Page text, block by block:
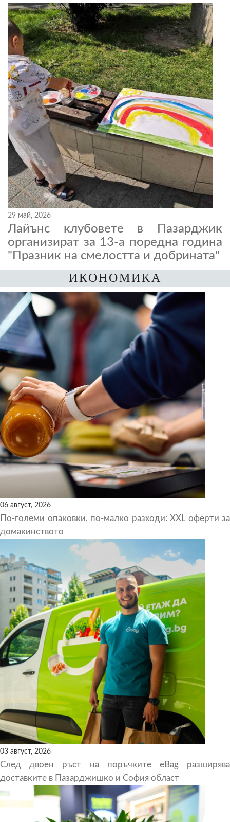
29 май, 2026
Лайънс клубовете в Пазарджик
организират за 13-а поредна година
"Празник на смелостта и добрината"
ИКОНОМИКА
06 август, 2026
По-големи опаковки, по-малко разходи: XXL оферти за
домакинството
03 август, 2026
След двоен ръст на поръчките eBag разширява
доставките в Пазарджишко и София област